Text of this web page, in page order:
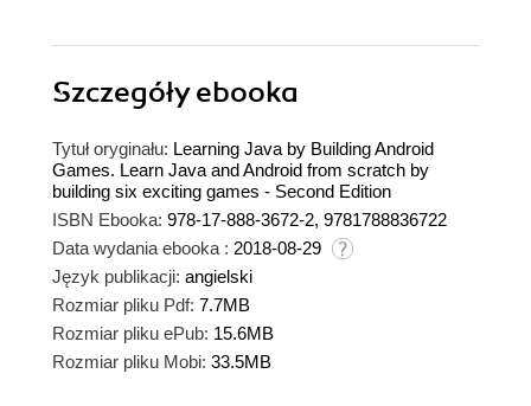
Szczegółyebooka
Tytuł oryginału: Learning Java by Building Android
Games. Learn Java and Android from scratch by
building six exciting games - Second Edition
ISBN Ebooka: 978-17-888-3672-2, 9781788836722
Data wydania ebooka : 2018-08-29
Język publikacji: angielski
Rozmiar pliku Pdf: 7.7MB
Rozmiar pliku ePub: 15.6MB
Rozmiar pliku Mobi: 33.5MB